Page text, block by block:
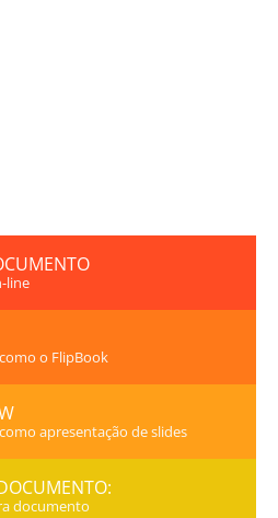
line
o FlipBook
apresentação de slides
documento